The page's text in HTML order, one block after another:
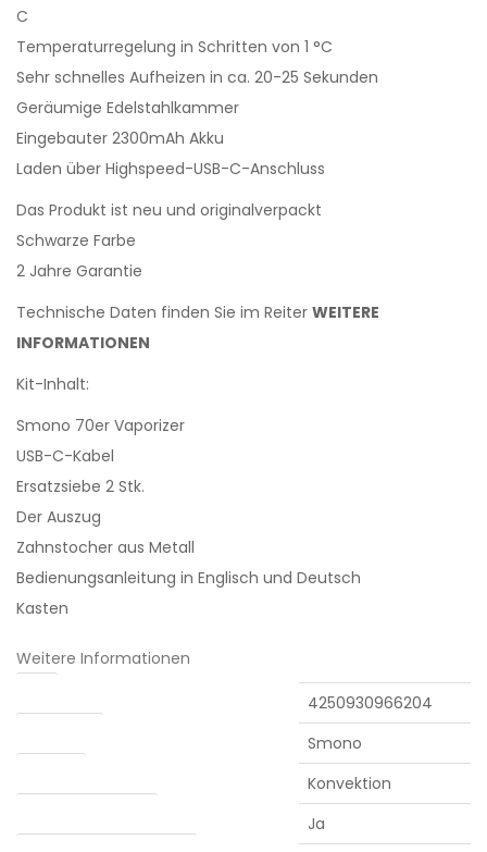
C
Temperaturregelung in Schritten von 1 °C
Sehr schnelles Aufheizen in ca. 20-25 Sekunden
Geräumige Edelstahlkammer
Eingebauter 2300mAh Akku
Laden über Highspeed-USB-C-Anschluss
Das Produkt ist neu und originalverpackt
Schwarze Farbe
2 Jahre Garantie
Technische Daten finden Sie im Reiter WEITERE
INFORMATIONEN
Kit-Inhalt:
Smono 70er Vaporizer
USB-C-Kabel
Ersatzsiebe 2 Stk.
Der Auszug
Zahnstocher aus Metall
Bedienungsanleitung in Englisch und Deutsch
Kasten
Weitere Informationen
4250930966204
Smono
Konvektion
Ja